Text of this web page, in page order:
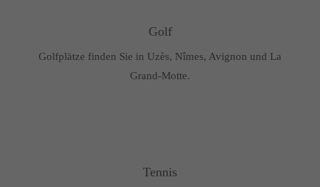
Golf
Golfplätze finden Sie in Uzès, Nîmes, Avignon und La
Grand-Motte.
Tennis